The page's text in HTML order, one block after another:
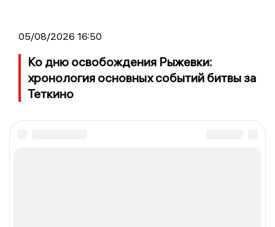
05/08/2026 16:50
Ко дню освобождения Рыжевки:
хронология основных событий битвы за
Теткино